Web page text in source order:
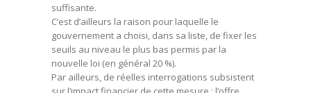
suffisante.
C’est d’ailleurs la raison pour laquelle le
gouvernement a choisi, dans sa liste, de fixer les
seuils au niveau le plus bas permis par la
nouvelle loi (en général 20 %).
Par ailleurs, de réelles interrogations subsistent